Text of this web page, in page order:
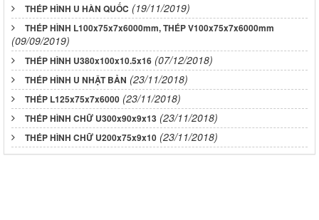
THÉP HÌNH U HÀN QUỐC (19/11/2019)
THÉP HÌNH L100x75x7x6000mm, THÉP V100x75x7x6000mm
(09/09/2019)
THÉP HÌNH U380x100x10.5x16 (07/12/2018)
THÉP HÌNH U NHẬT BẢN (23/11/2018)
THÉP L125x75x7x6000 (23/11/2018)
THÉP HÌNH CHỮ U300x90x9x13 (23/11/2018)
THÉP HÌNH CHỮ U200x75x9x10 (23/11/2018)